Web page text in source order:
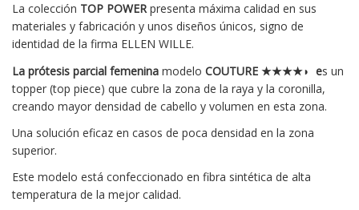
La colección TOP POWERpresenta máxima calidad en sus
materiales y fabricación y unos diseños únicos, signo de
identidad de la firma ELLEN WILLE.
La prótesis parcial femenina modelo COUTURE ★★★★◗ es un
topper (top piece) que cubre la zona de la raya y la coronilla,
creando mayor densidad de cabello y volumen en esta zona.
Una solución eficaz en casos de poca densidad en la zona
superior.
Este modelo está confeccionado en fibra sintética de alta
temperatura de la mejor calidad.